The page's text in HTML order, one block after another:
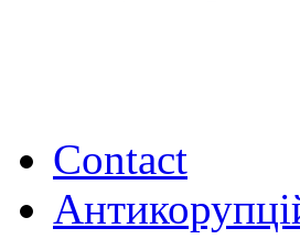
Contact